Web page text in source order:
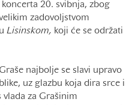
20. svibnja, zbog
zadovoljstvom
Lisinskom, koji će se održati
najbolje se slavi upravo
uz glazbu koja dira srce i
vlada za Grašinim